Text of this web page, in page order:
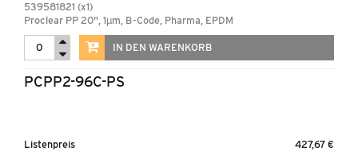
539581821 (x1)
Proclear PP 20", 1µm, B-Code, Pharma, EPDM
IN DEN WARENKORB
PCPP2-96C-PS
Listenpreis
427,67 €